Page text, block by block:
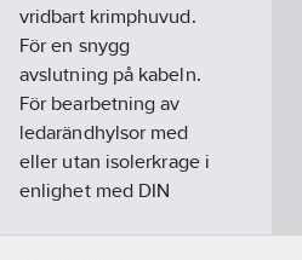
vridbart krimphuvud.
För en snygg
avslutning på kabeln.
För bearbetning av
ledarändhylsor med
eller utan isolerkrage i
enlighet med DIN